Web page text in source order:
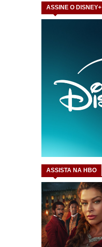
ASSINE O DISNEY+
ASSISTA NA HBO